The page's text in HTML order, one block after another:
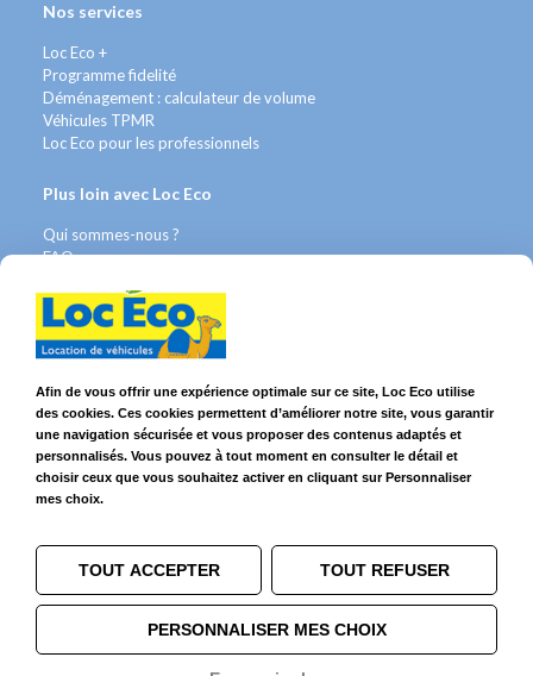
Nos services
Loc Eco +
Programme fidelité
Déménagement : calculateur de volume
Véhicules TPMR
Loc Eco pour les professionnels
Plus loin avec Loc Eco
Qui sommes-nous ?
FAQ
Nous recrutons
Avis Clients
Franchises & Assurances
Conditions Générales
Données personnelles
Mentions Légales
Cookies
Suivez-nous sur
Afin de vous offrir une expérience optimale sur ce site, Loc Eco utilise
des cookies. Ces cookies permettent d’améliorer notre site, vous garantir
une navigation sécurisée et vous proposer des contenus adaptés et
personnalisés. Vous pouvez à tout moment en consulter le détail et
choisir ceux que vous souhaitez activer en cliquant sur Personnaliser
mes choix.
TOUT ACCEPTER TOUT REFUSER
PERSONNALISER MES CHOIX